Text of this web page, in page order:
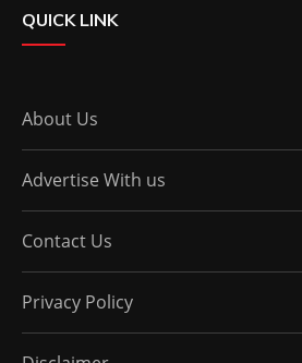
QUICK LINK
About Us
Advertise With us
Contact Us
Privacy Policy